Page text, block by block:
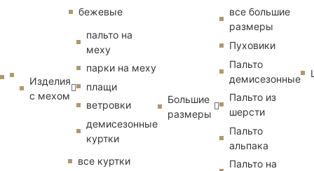
бежевые
Изделия
с мехом
пальто на
меху
парки на меху
плащи
ветровки
демисезонные
куртки
все куртки
Большие
размеры
все большие
размеры
Пуховики
Пальто
демисезонные
Пальто из
шерсти
Пальто
альпака
Пальто на